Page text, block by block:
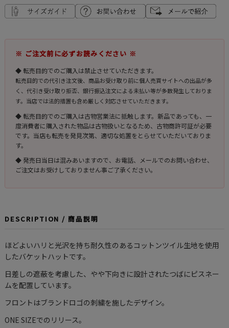
※ ご注文前に必ずお読みください ※
◆ 転売目的でのご購入は禁止させていただきます。
転売目的での代引き注文後、商品お受け取り前に個人売買サイトへの出品が多
く、代引き受け取り拒否、銀行振込注文による未払い等が多数発生しておりま
す。当店では法的措置も含め厳しく対応させていただきます。
◆ 転売目的でのご購入は古物営業法に抵触します。新品であっても、一
度消費者に購入された物品は古物扱いとなるため、古物商許可証が必要
です。当店も転売を発見次第、適切な処置をとらせていただいておりま
す。
◆ 発売日当日は混みあいますので、お電話、メールでのお問い合わせ、
ご注文はお受けしておりません事ご了承ください。
DESCRIPTION / 商品説明
ほどよいハリと光沢を持ち耐久性のあるコットンツイル生地を使用
したバケットハットです。
日差しの遮蔽を考慮した、やや下向きに設計されたつばにピスネー
ムを配置しています。
フロントはブランドロゴの刺繍を施したデザイン。
ONE SIZEでのリリース。